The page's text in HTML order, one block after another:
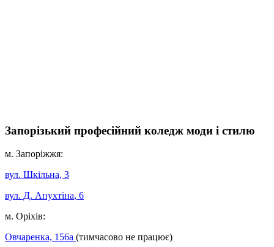
Запорізький професійний коледж моди і стилю
м. Запоріжжя:
вул. Шкільна, 3
вул. Д. Апухтіна, 6
м. Оріхів:
Овчаренка, 156а (тимчасово не працює)